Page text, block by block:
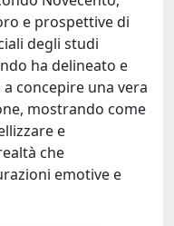
e prospettive di
degli studi
ha delineato e
concepire una vera
mostrando come
e
che
emotive e